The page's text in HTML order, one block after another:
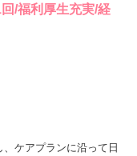
/福利厚生充実/経
ケアプランに沿って日